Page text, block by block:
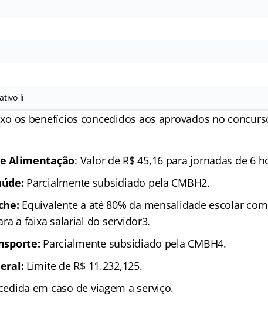
li
os benefícios concedidos aos aprovados no
Alimentação: Valor de R$ 45,16 para jornadas de 6
Parcialmente subsidiado pela CMBH2.
Equivalente a até 80% da mensalidade escolar
a faixa salarial do servidor3.
Parcialmente subsidiado pela CMBH4.
Limite de R$ 11.232,125.
em caso de viagem a serviço.